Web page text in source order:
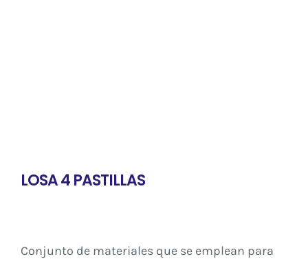
LOSA 4 PASTILLAS
Conjunto de materiales que se emplean para